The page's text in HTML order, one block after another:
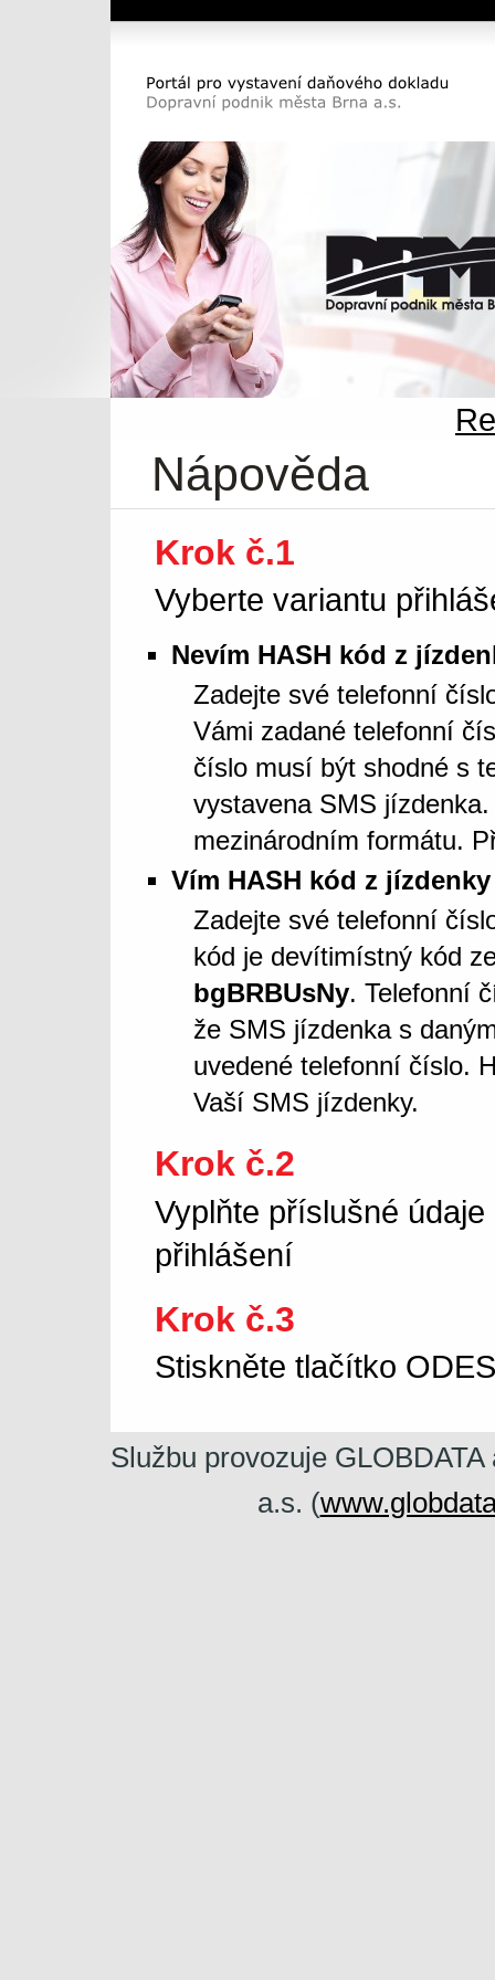
Portál pro vystavení daňového dokladu DP
města Brna a.s.
Nápověda
Krok č.1
Vyberte variantu
Nevím HASH kód z
Zadejte své telefonní
Vámi zadané telefonní
číslo musí být shodné s
vystavena SMS
mezinárodním formátu.
Vím HASH kód z jízdenky
Zadejte své telefonní
kód je devítimístný kód
bgBRBUsNy. Telefonní
že SMS jízdenka s
uvedené telefonní číslo.
Vaší SMS jízdenky.
Krok č.2
Vyplňte příslušné
přihlášení
Krok č.3
Stiskněte tlačítko
Službu provozuje
a.s. (